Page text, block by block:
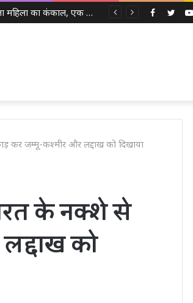
बेंगलुरु में घर के अंदर मिला महिला का कंकाल, एक साल से पड़ी थी लाश, बेटी से भी नहीं था संपर्क Facebook
कर जम्मू-कश्मीर और लद्दाख को दिखाया
के नक्शे से
को